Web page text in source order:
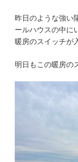
昨日のような強い
ールハウスの中に
暖房のスイッチが
明日もこの暖房の